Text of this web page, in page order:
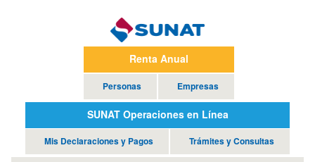
Renta Anual
Personas Empresas
SUNAT Operaciones en Línea
Mis Declaraciones y Pagos Trámites y Consultas